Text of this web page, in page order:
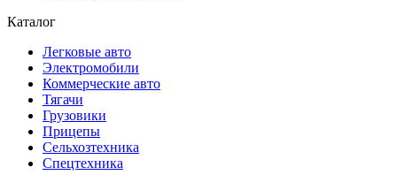
Каталог
Легковые авто
Электромобили
Коммерческие авто
Тягачи
Грузовики
Прицепы
Сельхозтехника
Спецтехника